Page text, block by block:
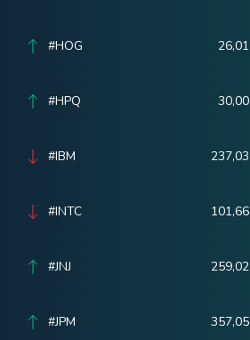
#HOG 26,01
#HPQ 30,00
#IBM 237,03
#INTC 101,66
#JNJ 259,02
#JPM 357,05